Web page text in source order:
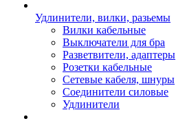
Удлинители, вилки, разьемы
Вилки кабельные
Выключатели для бра
Разветвители, адаптеры
Розетки кабельные
Сетевые кабеля, шнуры
Соединители силовые
Удлинители